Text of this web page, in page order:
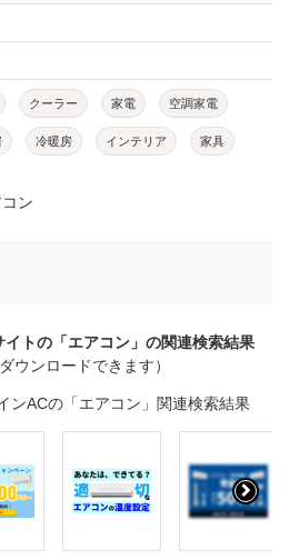
クーラー 家電 空調家電
冷暖房 インテリア 家具
ン
トの「エアコン」の関連検索結果
ウンロードできます）
ンACの「エアコン」関連検索結果